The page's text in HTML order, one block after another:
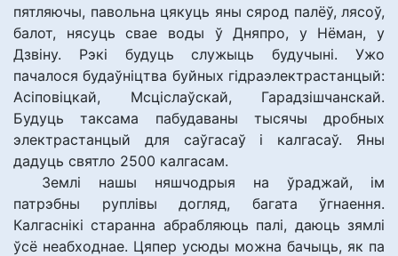
пятляючы, павольна цякуць яны сярод палёў, лясоў,
балот, нясуць свае воды ў Дняпро, у Нёман, у
Дзвіну. Рэкі будуць служыць будучыні. Ужо
пачалося будаўніцтва буйных гідраэлектрастанцый:
Асіповіцкай, Мсціслаўскай, Гарадзішчанскай.
Будуць таксама пабудаваны тысячы дробных
электрастанцый для саўгасаў і калгасаў. Яны
дадуць святло 2500 калгасам.
Землі нашы няшчодрыя на ўраджай, ім
патрэбны руплівы догляд, багата ўгнаення.
Калгаснікі старанна абрабляюць палі, даюць зямлі
ўсё неабходнае. Цяпер усюды можна бачыць, як па